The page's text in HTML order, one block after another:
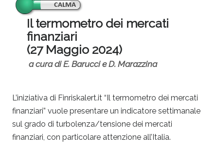
Il termometro dei mercati
finanziari
(27 Maggio 2024)
a cura di E. Barucci e D. Marazzina
L’iniziativa di Finriskalert.it “Il termometro dei mercati
finanziari” vuole presentare un indicatore settimanale
sul grado di turbolenza/tensione dei mercati
finanziari, con particolare attenzione all’Italia.